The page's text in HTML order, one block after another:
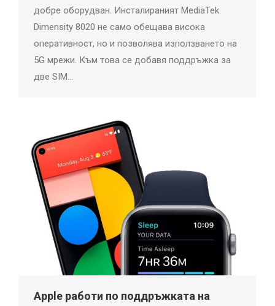
добре оборудван. Инсталираният MediaTek
Dimensity 8020 не само обещава висока
оперативност, но и позволява използването на
5G мрежи. Към това се добавя поддръжка за
две SIM…
Apple работи по поддръжката на